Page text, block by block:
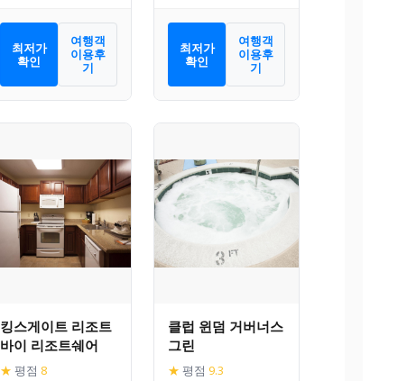
최저가
확인
여행객
이용후
기
최저가
확인
여행객
이용후
기
킹스게이트 리조트
바이 리조트쉐어
★ 평점 8
클럽 윈덤 거버너스
그린
★ 평점 9.3